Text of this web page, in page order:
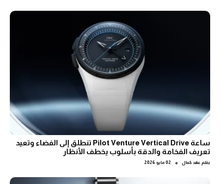
ساعة Pilot Venture Vertical Drive تنطلق إلى الفضاء وتعيد
تعريف الفخامة والدقة بأسلوب يخطف الأنظار
بقلم عهد كمال ● 02 مايو 2026